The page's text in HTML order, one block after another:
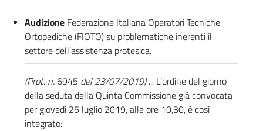
Audizione Federazione Italiana Operatori Tecniche
Ortopediche (FIOTO) su problematiche inerenti il
settore dell’assistenza protesica.
(Prot. n.6945 del 23/07/2019)... L’ordine del giorno
della seduta della Quinta Commissione già convocata
per giovedì 25 luglio 2019, alle ore 10,30, è così
integrato: